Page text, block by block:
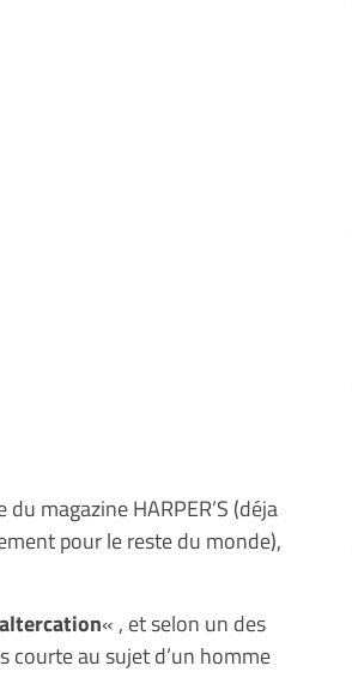
magazine HARPER’S (déja
pour le reste du monde),
« , et selon un des
courte au sujet d’un homme